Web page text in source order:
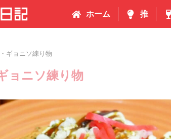
ホーム 推
ギョニソ練り物
ョニソ練り物